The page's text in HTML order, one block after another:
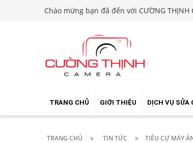
Chào mừng bạn đã đến với CƯỜNG THỊNH
TRANG CHỦ GIỚI THIỆU DỊCH VỤ SỬA
TRANG CHỦ TIN TỨC TIÊU CỰ MÁY